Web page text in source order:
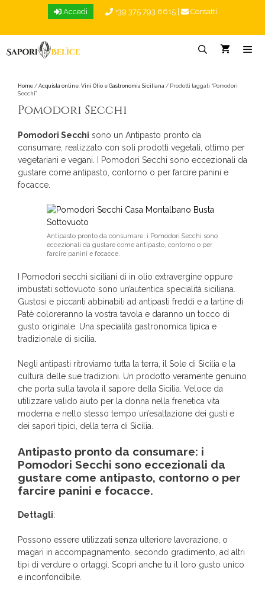
Accedi +39 375 793 6615 Contatti
Home / Acquista online: Vini Olio e Gastronomia Siciliana / Prodotti taggati “Pomodori
Secchi”
Pomodori Secchi
Pomodori Secchi sono un Antipasto pronto da
consumare, realizzato con soli prodotti vegetali, ottimo per
vegetariani e vegani. I Pomodori Secchi sono eccezionali da
gustare come antipasto, contorno o per farcire panini e
focacce.
Antipasto pronto da consumare: i Pomodori Secchi sono
eccezionali da gustare come antipasto, contorno o per
farcire panini e focacce.
I Pomodori secchi siciliani di in olio extravergine oppure
imbustati sottovuoto sono un’autentica specialità siciliana.
Gustosi e piccanti abbinabili ad antipasti freddi e a tartine di
Patè coloreranno la vostra tavola e daranno un tocco di
gusto originale. Una specialità gastronomica tipica e
tradizionale di sicilia.
Negli antipasti ritroviamo tutta la terra, il Sole di Sicilia e la
cultura delle sue tradizioni. Un prodotto veramente genuino
che porta sulla tavola il sapore della Sicilia. Veloce da
utilizzare valido aiuto per la donna nella frenetica vita
moderna e nello stesso tempo un’esaltazione dei gusti e
dei sapori tipici, della terra di Sicilia.
Antipasto pronto da consumare: i
Pomodori Secchi sono eccezionali da
gustare come antipasto, contorno o per
farcire panini e focacce.
Dettagli:
Possono essere utilizzati senza ulteriore lavorazione, o
magari in accompagnamento, secondo gradimento, ad altri
tipi di verdure o ortaggi. Scopri anche tu il loro gusto unico
e inconfondibile.